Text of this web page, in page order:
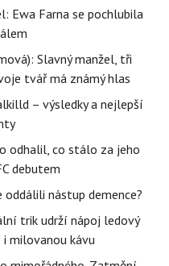
Ewa Farna se pochlubila
Slavný manžel, tři
tvář má známý hlas
– výsledky a nejlepší
odhalil, co stálo za jeho
debutem
nástup demence?
trik udrží nápoj ledový
i milovanou kávu